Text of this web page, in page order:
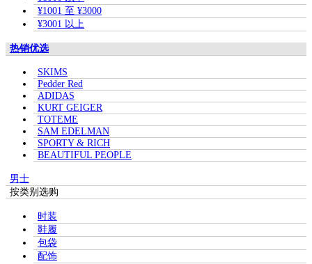
¥1001 至 ¥3000
¥3001 以上
热销优选
SKIMS
Pedder Red
ADIDAS
KURT GEIGER
TOTEME
SAM EDELMAN
SPORTY & RICH
BEAUTIFUL PEOPLE
男士
按类别选购
时装
鞋履
包袋
配饰